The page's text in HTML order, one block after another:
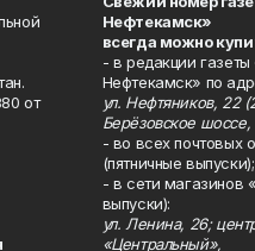
от
Нефтекамск»
всегда можно
- в редакции
Нефтекамск» по
ул. Нефтяников, 22
Берёзовское
- во всех почтовых
(пятничные выпуски);
- в сети магазинов
выпуски):
ул. Ленина, 26;
«Центральный»,